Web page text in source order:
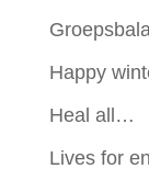
Happy
Heal all…
Lives for